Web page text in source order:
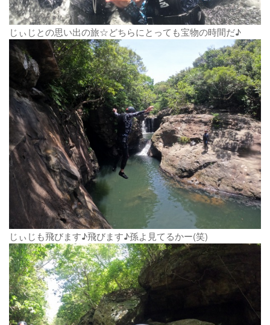
じぃじとの思い出の旅☆どちらにとっても宝物の時間だ♪
じぃじも飛びます♪飛びます♪孫よ見てるかー(笑)